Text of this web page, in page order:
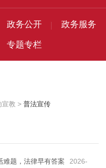
政务公开 政务服务
专题专栏
宣教 > 普法宣传
难题，法律早有答案
2026-